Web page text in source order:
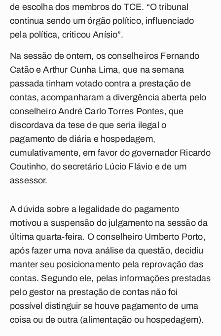
de escolha dos membros do TCE. “O tribunal
continua sendo um órgão político, influenciado
pela política, criticou Anísio”.
Na sessão de ontem, os conselheiros Fernando
Catão e Arthur Cunha Lima, que na semana
passada tinham votado contra a prestação de
contas, acompanharam a divergência aberta pelo
conselheiro André Carlo Torres Pontes, que
discordava da tese de que seria ilegal o
pagamento de diária e hospedagem,
cumulativamente, em favor do governador Ricardo
Coutinho, do secretário Lúcio Flávio e de um
assessor.
A dúvida sobre a legalidade do pagamento
motivou a suspensão do julgamento na sessão da
última quarta-feira. O conselheiro Umberto Porto,
após fazer uma nova análise da questão, decidiu
manter seu posicionamento pela reprovação das
contas. Segundo ele, pelas informações prestadas
pelo gestor na prestação de contas não foi
possível distinguir se houve pagamento de uma
coisa ou de outra (alimentação ou hospedagem).